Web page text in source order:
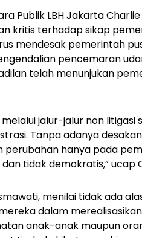
Publik LBH Jakarta
kritis terhadap sikap
mendesak pemerintah
pencemaran
telah menunjukan
jalur-jalur non litigasi
Tanpa adanya
perubahan hanya pada
tidak demokratis,” ucap
menilai tidak ada
dalam
anak-anak maupun